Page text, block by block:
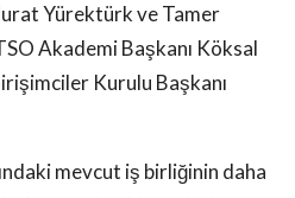
Yürektürk ve Tamer
Akademi Başkanı Köksal
Kurulu Başkanı
mevcut iş birliğinin daha